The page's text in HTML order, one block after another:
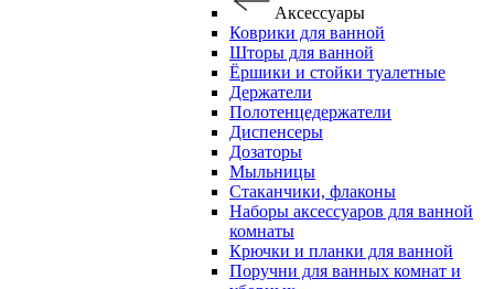
Аксессуары
Коврики для ванной
Шторы для ванной
Ёршики и стойки туалетные
Держатели
Полотенцедержатели
Диспенсеры
Дозаторы
Мыльницы
Стаканчики, флаконы
Наборы аксессуаров для ванной
комнаты
Крючки и планки для ванной
Поручни для ванных комнат и